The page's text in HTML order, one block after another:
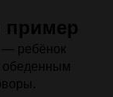
пример
— ребёнок
обеденным